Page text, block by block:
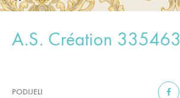
A.S. Création 335463
PODIJELI